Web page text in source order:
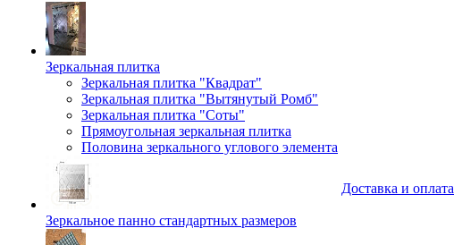
Зеркальная плитка
Зеркальная плитка "Квадрат"
Зеркальная плитка "Вытянутый Ромб"
Зеркальная плитка "Соты"
Прямоугольная зеркальная плитка
Половина зеркального углового элемента
Зеркальное панно стандартных размеров
Доставка и оплата